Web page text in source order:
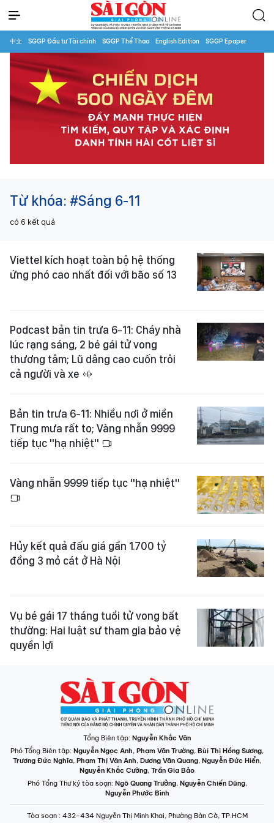
中文 SGGP Đầu tư Tài chính SGGP Thể Thao English Edition SGGP Epaper
Từ khóa: #Sáng 6-11
có 6 kết quả
Viettel kích hoạt toàn bộ hệ thống
ứng phó cao nhất đối với bão số 13
Podcast bản tin trưa 6-11: Cháy nhà
lúc rạng sáng, 2 bé gái tử vong
thương tâm; Lũ dâng cao cuốn trôi
cả người và xe
Bản tin trưa 6-11: Nhiều nơi ở miền
Trung mưa rất to; Vàng nhẫn 9999
tiếp tục "hạ nhiệt"
Vàng nhẫn 9999 tiếp tục "hạ nhiệt"
Hủy kết quả đấu giá gần 1.700 tỷ
đồng 3 mỏ cát ở Hà Nội
Vụ bé gái 17 tháng tuổi tử vong bất
thường: Hai luật sư tham gia bảo vệ
quyền lợi
Tổng Biên tập: Nguyễn Khắc Văn
Phó Tổng Biên tập: Nguyễn Ngọc Anh, Phạm Văn Trường, Bùi Thị Hồng Sương,
Trương Đức Nghĩa, Phạm Thị Vân Anh, Dương Văn Quang, Nguyễn Đức Hiển,
Nguyễn Khắc Cường, Trần Gia Bảo
Phó Tổng Thư ký tòa soạn: Ngô Quang Trưởng, Nguyễn Chiến Dũng,
Nguyễn Phước Bình
Tòa soạn : 432-434 Nguyễn Thị Minh Khai, Phường Bàn Cờ, TP.HCM